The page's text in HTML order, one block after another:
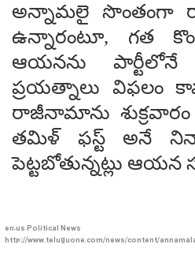
అన్నామలై సొంతంగా
ఉన్నారంటూ, గత
ఆయనను పార్టీలోనే
ప్రయత్నాలు విఫలం
రాజీనామాను
తమిళ్‌ ఫస్ట్ అనే
పెట్టబోతున్నట్లు
en-usPolitical News
http://www.teluguone.com/news/content/